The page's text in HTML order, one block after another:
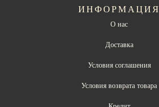
ИНФОРМАЦИЯ
О нас
Доставка
Условия соглашения
Условия возврата товара